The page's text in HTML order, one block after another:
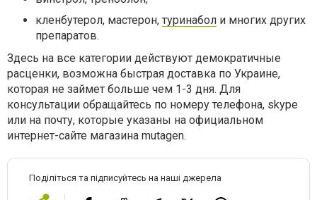
кленбутерол, мастерон, туринабол и многих других
препаратов.
Здесь на все категории действуют демократичные
расценки, возможна быстрая доставка по Украине,
которая не займет больше чем 1-3 дня. Для
консультации обращайтесь по номеру телефона, skype
или на почту, которые указаны на официальном
интернет-сайте магазина mutagen.
Поділіться та підписуйтесь на наші джерела